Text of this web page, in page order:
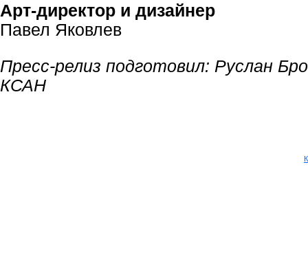
Арт-директор и дизайнер
Павел Яковлев
Пресс-релиз подготовил: Руслан
КСАН